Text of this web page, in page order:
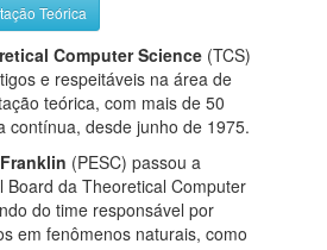
Teórica
Computer Science (TCS)
e respeitáveis na área de
teórica, com mais de 50
contínua, desde junho de 1975.
(PESC) passou a
Board da Theoretical Computer
do time responsável por
em fenômenos naturais, como